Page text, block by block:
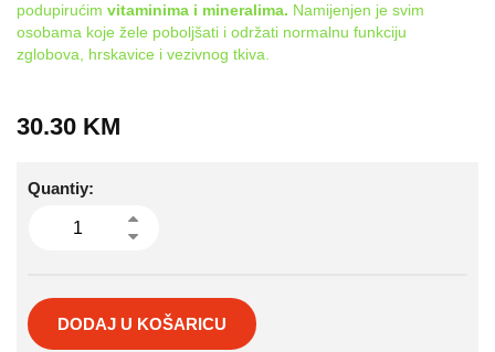
podupirućim vitaminima i mineralima. Namijenjen je svim
osobama koje žele poboljšati i održati normalnu funkciju
zglobova, hrskavice i vezivnog tkiva.
30.30 KM
Quantiy:
DODAJ U KOŠARICU